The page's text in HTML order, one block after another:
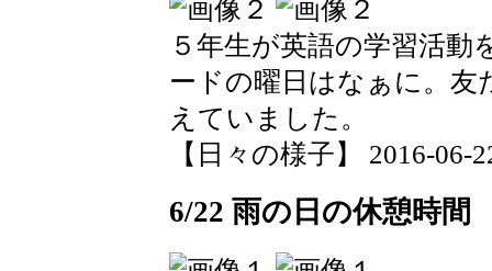
５年生が英語の学習活
ードの曜日はなぁに。友
えていました。
【日々の様子】 2016-06-
6/22 雨の日の休憩時間